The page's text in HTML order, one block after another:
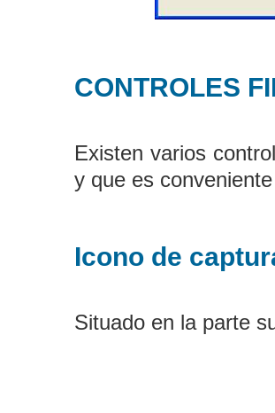
CONTROLES
Existen varios
y que es
Icono de
Situado en la parte